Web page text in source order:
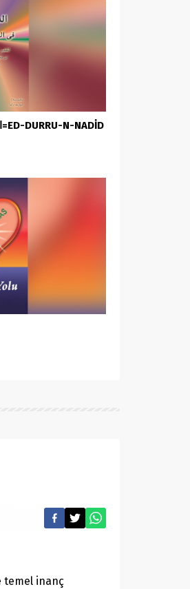
الدر النضيد فى التصوف والتوحيد=ED-DURRU-N-NADİD
temel inanç